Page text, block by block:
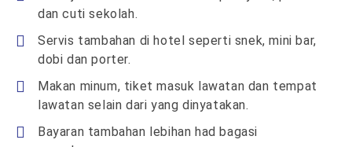
dan cuti sekolah.
Servis tambahan di hotel seperti snek, mini bar,
dobi dan porter.
Makan minum, tiket masuk lawatan dan tempat
lawatan selain dari yang dinyatakan.
Bayaran tambahan lebihan had bagasi